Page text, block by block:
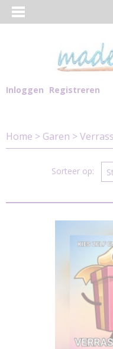
Inloggen Registreren
Home > Garen >
Sorteer op: